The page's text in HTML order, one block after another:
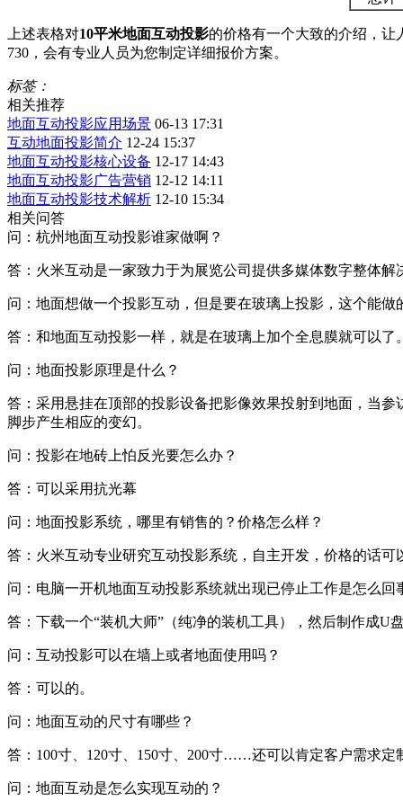
上述表格对10平米地面互动投影的价格有一个大致的介绍，让
730，会有专业人员为您制定详细报价方案。
标签：
相关推荐
地面互动投影应用场景 06-13 17:31
互动地面投影简介 12-24 15:37
地面互动投影核心设备 12-17 14:43
地面互动投影广告营销 12-12 14:11
地面互动投影技术解析 12-10 15:34
相关问答
问：杭州地面互动投影谁家做啊？
答：火米互动是一家致力于为展览公司提供多媒体数字整体
问：地面想做一个投影互动，但是要在玻璃上投影，这个能做
答：和地面互动投影一样，就是在玻璃上加个全息膜就可以了
问：地面投影原理是什么？
答：采用悬挂在顶部的投影设备把影像效果投射到地面，当
脚步产生相应的变幻。
问：投影在地砖上怕反光要怎么办？
答：可以采用抗光幕
问：地面投影系统，哪里有销售的？价格怎么样？
答：火米互动专业研究互动投影系统，自主开发，价格的话可
问：电脑一开机地面互动投影系统就出现已停止工作是怎么回
答：下载一个“装机大师”（纯净的装机工具），然后制作成
问：互动投影可以在墙上或者地面使用吗？
答：可以的。
问：地面互动的尺寸有哪些？
答：100寸、120寸、150寸、200寸……还可以肯定客户需求
问：地面互动是怎么实现互动的？